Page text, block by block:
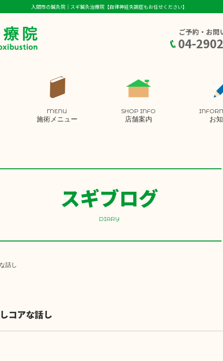
入間市の鍼灸院｜スギ鍼灸治療院【自律神経失調症もお任せください】
ご予約・お問
04-
施術メニュー
MENU
店舗案内
SHOP INFO
お
スギブログ
DIARY
話し
コアな話し